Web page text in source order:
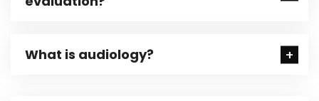
What is audiology?